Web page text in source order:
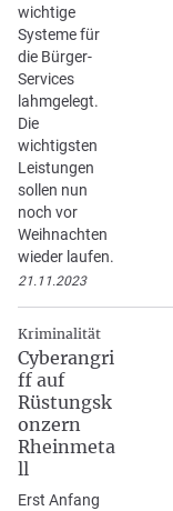
wichtige
Systeme für
die Bürger-
Services
lahmgelegt.
Die
wichtigsten
Leistungen
sollen nun
noch vor
Weihnachten
wieder laufen.
21.11.2023
Kriminalität
Cyberangri
ff auf
Rüstungsk
onzern
Rheinmeta
ll
Erst Anfang